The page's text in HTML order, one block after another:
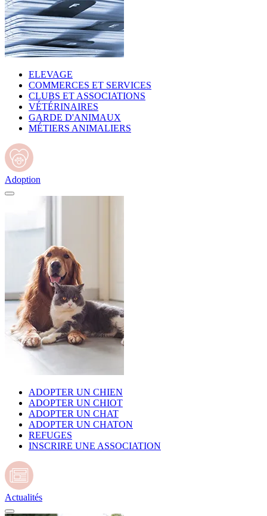
ELEVAGE
COMMERCES ET SERVICES
CLUBS ET ASSOCIATIONS
VÉTÉRINAIRES
GARDE D'ANIMAUX
MÉTIERS ANIMALIERS
Adoption
ADOPTER UN CHIEN
ADOPTER UN CHIOT
ADOPTER UN CHAT
ADOPTER UN CHATON
REFUGES
INSCRIRE UNE ASSOCIATION
Actualités